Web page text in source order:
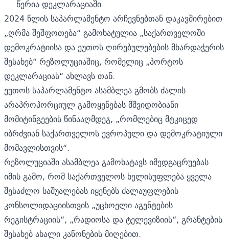
წერია დეკლარაციაში.
2024 წლის საპარლამენტო არჩევნებთან დაკავშირებით
„ღრმა შეშფოთება“ გამოხატულია „საქართველოში
დემოკრატიისა და ეუთოს ღირებულებების მხარდაჭერის
შესახებ“ რეზოლუციაშიც, რომელიც „პორტოს
დეკლარაციას“ ახლავს თან.
ეუთოს საპარლამენტო ასამბლეა გმობს ძალის
არაპროპორციულ გამოყენებას მშვიდობიანი
მომიტინგეების წინააღმდეგ, „რომლებიც მტკიცედ
იბრძვიან საქართველოს ევროპული და დემოკრატიული
მომავლისთვის“.
რეზოლუციაში ასამბლეა გამოხატავს იმედგაცრუებას
იმის გამო, რომ საქართველოს ხელისუფლება ყველა
შესაძლო საშუალებას იყენებს ძალაუფლების
კონსოლიდაციისთვის „უცხოელი აგენტების
რეგისტრაციის“, „რადიოსა და ტელევიზიის“, გრანტების
შესახებ ახალი კანონების მიღებით.